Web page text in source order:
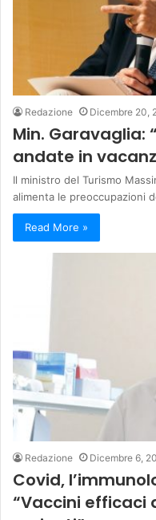
Redazione Dicembre 20,
Min. Garavaglia:
andate in
Il ministro del Turismo
alimenta le preoccupazioni
Read More »
Redazione Dicembre 6,
Covid,
“Vaccini efficaci